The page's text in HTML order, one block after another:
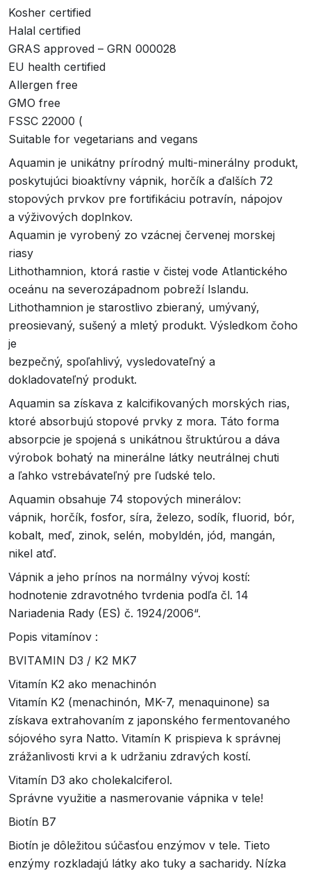
Kosher certified
Halal certified
GRAS approved – GRN 000028
EU health certified
Allergen free
GMO free
FSSC 22000 (
Suitable for vegetarians and vegans
Aquamin je unikátny prírodný multi-minerálny produkt,
poskytujúci bioaktívny vápnik, horčík a ďalších 72
stopových prvkov pre fortifikáciu potravín, nápojov
a výživových doplnkov.
Aquamin je vyrobený zo vzácnej červenej morskej
riasy
Lithothamnion, ktorá rastie v čistej vode Atlantického
oceánu na severozápadnom pobreží Islandu.
Lithothamnion je starostlivo zbieraný, umývaný,
preosievaný, sušený a mletý produkt. Výsledkom čoho
je
bezpečný, spoľahlivý, vysledovateľný a
dokladovateľný produkt.
Aquamin sa získava z kalcifikovaných morských rias,
ktoré absorbujú stopové prvky z mora. Táto forma
absorpcie je spojená s unikátnou štruktúrou a dáva
výrobok bohatý na minerálne látky neutrálnej chuti
a ľahko vstrebávateľný pre ľudské telo.
Aquamin obsahuje 74 stopových minerálov:
vápnik, horčík, fosfor, síra, železo, sodík, fluorid, bór,
kobalt, meď, zinok, selén, mobyldén, jód, mangán,
nikel atď.
Vápnik a jeho prínos na normálny vývoj kostí:
hodnotenie zdravotného tvrdenia podľa čl. 14
Nariadenia Rady (ES) č. 1924/2006“.
Popis vitamínov :
BVITAMIN D3 / K2 MK7
Vitamín K2 ako menachinón
Vitamín K2 (menachinón, MK-7, menaquinone) sa
získava extrahovaním z japonského fermentovaného
sójového syra Natto. Vitamín K prispieva k správnej
zrážanlivosti krvi a k udržaniu zdravých kostí.
Vitamín D3 ako cholekalciferol.
Správne využitie a nasmerovanie vápnika v tele!
Biotín B7
Biotín je dôležitou súčasťou enzýmov v tele. Tieto
enzýmy rozkladajú látky ako tuky a sacharidy. Nízka